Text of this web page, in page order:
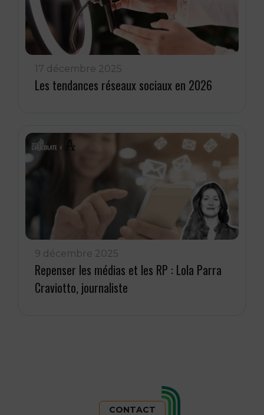
17 décembre 2025
Les tendances réseaux sociaux en 2026
9 décembre 2025
Repenser les médias et les RP : Lola Parra
Craviotto, journaliste
CONTACT